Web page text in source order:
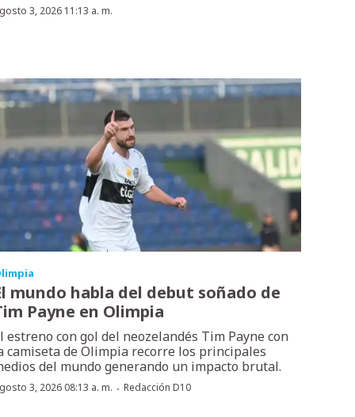
3, 2026 11:13 a. m.
mundo habla del debut soñado de
Payne en Olimpia
estreno con gol del neozelandés Tim Payne con
camiseta de Olimpia recorre los principales
del mundo generando un impacto brutal.
3, 2026 08:13 a. m. · Redacción D10